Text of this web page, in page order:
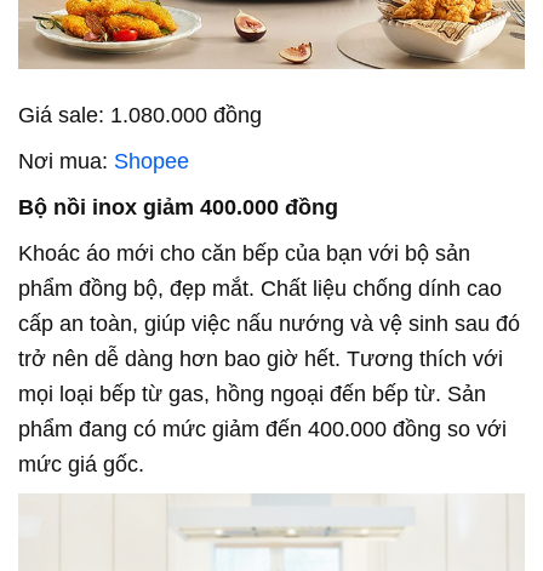
Giá sale: 1.080.000 đồng
Nơi mua: Shopee
Bộ nồi inox giảm 400.000 đồng
Khoác áo mới cho căn bếp của bạn với bộ sản
phẩm đồng bộ, đẹp mắt. Chất liệu chống dính cao
cấp an toàn, giúp việc nấu nướng và vệ sinh sau đó
trở nên dễ dàng hơn bao giờ hết. Tương thích với
mọi loại bếp từ gas, hồng ngoại đến bếp từ. Sản
phẩm đang có mức giảm đến 400.000 đồng so với
mức giá gốc.